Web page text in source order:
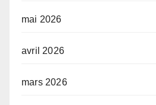
mai 2026
avril 2026
mars 2026